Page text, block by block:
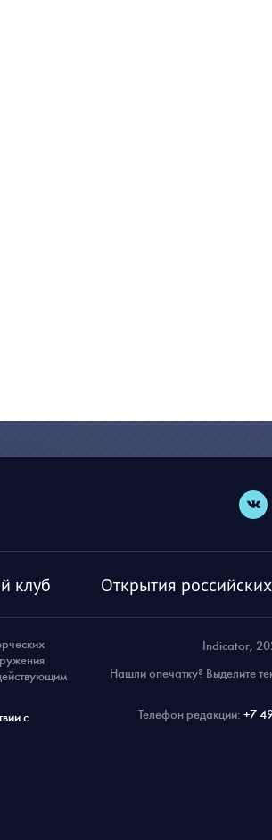
клуб Открытия
Indicator,
Нашли опечатку? Выделите
Телефон редакции: +7
с